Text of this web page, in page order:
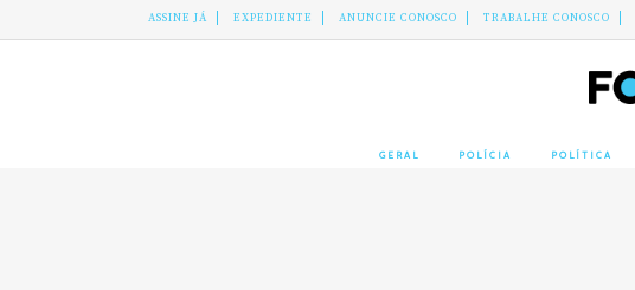
ASSINE JÁ EXPEDIENTE ANUNCIE CONOSCO TRABALHE CONOSCO
GERAL POLÍCIA POLÍTICA